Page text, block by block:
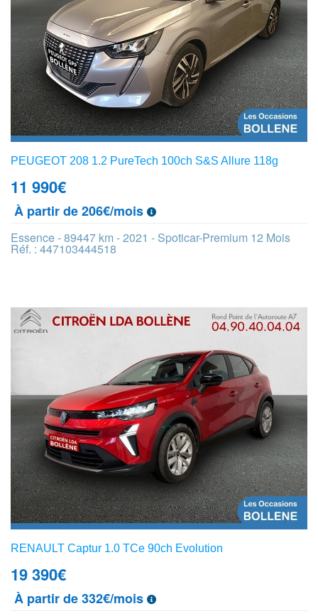
PEUGEOT 208 1.2 PureTech 100ch S&S Allure 118g
11 990€
À partir de 206€/mois
Essence - 89447 km - 2021 - Spoticar-Premium 12 Mois
Réf. : 447103444518
RENAULT Captur 1.0 TCe 90ch Evolution
19 390€
À partir de 332€/mois